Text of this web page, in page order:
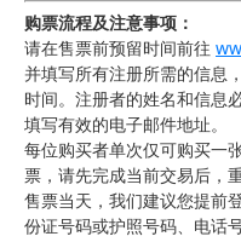
购票流程及注意事项：
请在售票前预留时间前往
并填写所有注册所需的信息
时间。注册者的姓名和信息
填写有效的电子邮件地址。
每位购买者单次仅可购买一
票，请先完成当前交易后，
售票当天，我们建议您提前
份证号码或护照号码、电话